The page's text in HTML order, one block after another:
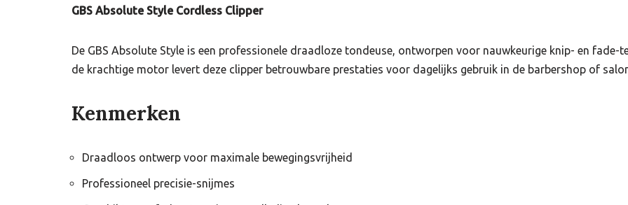
GBS Absolute Style Cordless Clipper
De GBS Absolute Style is een professionele draadloze tondeuse, ontworpen voor nauwkeurige knip- en fade-
de krachtige motor levert deze clipper betrouwbare prestaties voor dagelijks gebruik in de barbershop of
Kenmerken
Draadloos ontwerp voor maximale bewegingsvrijheid
Professioneel precisie-snijmes